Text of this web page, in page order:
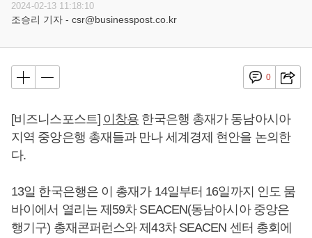
2024-02-13 11:18:10
조승리 기자 - csr@businesspost.co.kr
0
[비즈니스포스트] 이창용 한국은행 총재가 동남아시아
지역 중앙은행 총재들과 만나 세계경제 현안을 논의한
다.
13일 한국은행은 이 총재가 14일부터 16일까지 인도 뭄
바이에서 열리는 제59차 SEACEN(동남아시아 중앙은
행기구) 총재콘퍼런스와 제43차 SEACEN 센터 총회에